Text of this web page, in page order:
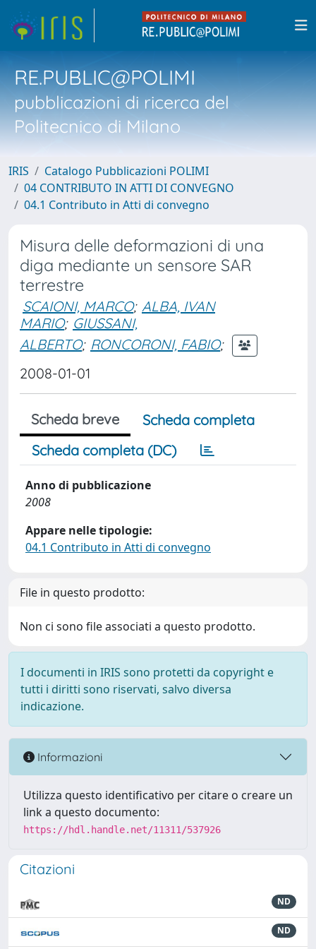
RE.PUBLIC@POLIMI
pubblicazioni di ricerca del
Politecnico di Milano
IRIS
Catalogo Pubblicazioni POLIMI
04 CONTRIBUTO IN ATTI DI CONVEGNO
04.1 Contributo in Atti di convegno
Misura delle deformazioni di una
diga mediante un sensore SAR
terrestre
SCAIONI, MARCO; ALBA, IVAN
MARIO; GIUSSANI,
ALBERTO; RONCORONI, FABIO;
2008-01-01
Scheda breve
Scheda completa
Scheda completa (DC)
Anno di pubblicazione
2008
Appare nelle tipologie:
04.1 Contributo in Atti di convegno
File in questo prodotto:
Non ci sono file associati a questo prodotto.
I documenti in IRIS sono protetti da copyright e
tutti i diritti sono riservati, salvo diversa
indicazione.
Informazioni
Utilizza questo identificativo per citare o creare un
link a questo documento:
https://hdl.handle.net/11311/537926
Citazioni
ND
ND